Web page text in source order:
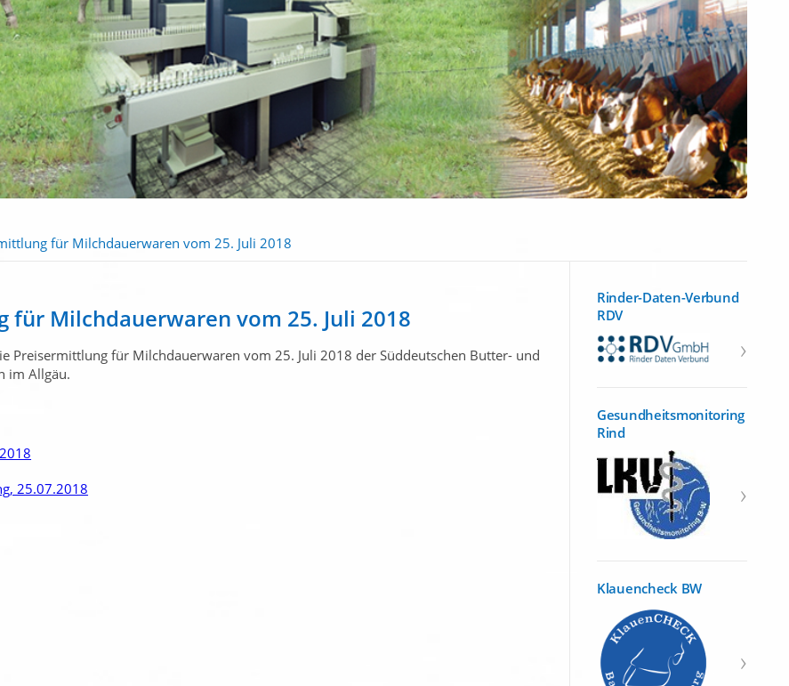
für Milchdauerwaren vom 25. Juli 2018
für Milchdauerwaren vom 25. Juli 2018
Preisermittlung für Milchdauerwaren vom 25. Juli 2018 der Süddeutschen Butter- und
im Allgäu.
25.07.2018
Rinder-Daten-Verbund
RDV
Gesundheitsmonitoring
Rind
Klauencheck BW